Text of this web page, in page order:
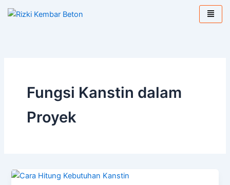
Fungsi Kanstin dalam
Proyek